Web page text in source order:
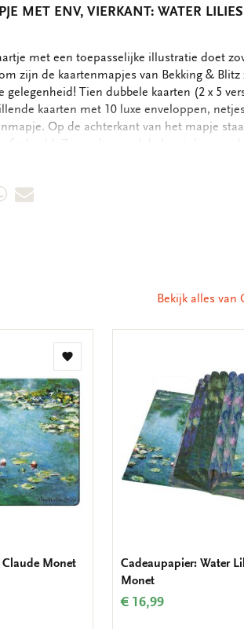
MET ENV, VIERKANT: WATER
met een toepasselijke illustratie doet
zijn de kaartenmapjes van Bekking & Blitz
gelegenheid! Tien dubbele kaarten (2 x 5
kaarten met 10 luxe enveloppen,
Op de achterkant van het mapje
afgebeeld. Zo vindt u snel de kaart die u
kaarten zijn blanco. Alle ruimte dus voor
papier - Totale gewicht 152 gram
DeelDeel
Bekijk alles van
Toevoegen
aan
verlanglijst
Claude Monet
Cadeaupapier: Water
Monet
€ 16,99